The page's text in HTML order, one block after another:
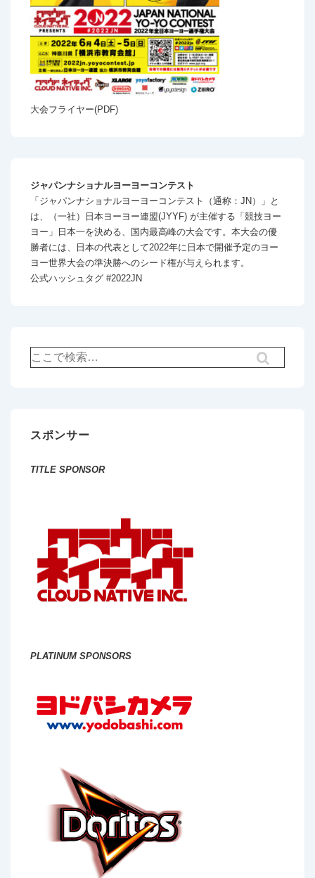
大会フライヤー(PDF)
ジャパンナショナルヨーヨーコンテスト
「ジャパンナショナルヨーヨーコンテスト（通称：JN）」と
は、（一社）日本ヨーヨー連盟(JYYF) が主催する「競技ヨー
ヨー」日本一を決める、国内最高峰の大会です。本大会の優
勝者には、日本の代表として2022年に日本で開催予定のヨー
ヨー世界大会の準決勝へのシード権が与えられます。
公式ハッシュタグ #2022JN
検
索
スポンサー
TITLE SPONSOR
PLATINUM SPONSORS